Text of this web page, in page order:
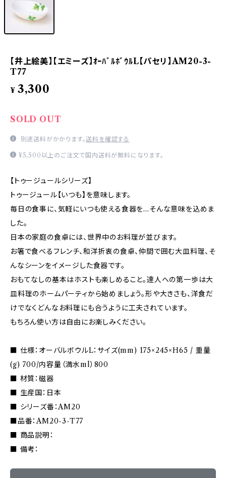
【井上絵美】【エミーズ】ｵｰﾊﾞﾙﾎﾞｳﾙL【パセリ】AM20-3-
T77
¥ 3,300
SOLD OUT
別途送料がかかります。送料を確認する
¥5,500以上のご注文で国内送料が無料になります。
【トゥージュールシリーズ】
トゥージュール【いつも】を意味します。
毎日の食事に、気軽にいつも使える食器を…そんな意味を込めま
した。
日本の家庭の食卓には、世界中のお料理が並びます。
お箸で食べるフレンチ、和洋折衷の食卓、仲間で囲む大皿料理、そ
んなシーンをイメージした食器です。
おもてなしの基本はホストも楽しめること。達人への第一歩は大
皿料理のホームパーティから始めましょう。形や大きさも、洋食だ
けでなくどんなお料理にも合うように工夫されています。
もちろん使い方は自由にお楽しみください。
■ 仕様：オーバルボウルL：サイズ(mm) 175×245×H65 / 重量
(g) 700/内容量（満水ml）800
■ 材質：磁器
■ 生産国：日本
■ シリーズ番：AM20
■品番：AM20-3-T77
■ 商品説明：
■ 備考：